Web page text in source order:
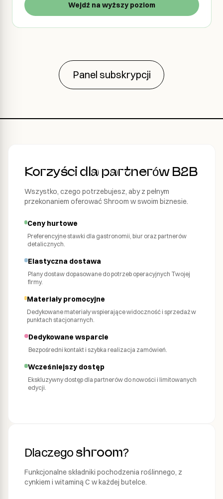
Wejdź na wyższy poziom
Panel subskrypcji
Korzyści dla partnerów B2B
Wszystko, czego potrzebujesz, aby z pełnym
przekonaniem oferować Shroom w swoim biznesie.
Ceny hurtowe
Preferencyjne stawki dla gastronomii, biur oraz partnerów
detalicznych.
Elastyczna dostawa
Plany dostaw dopasowane do potrzeb operacyjnych Twojej
firmy.
Materiały promocyjne
Dedykowane materiały wspierające widoczność i sprzedaż w
punktach stacjonarnych.
Dedykowane wsparcie
Bezpośredni kontakt i szybka realizacja zamówień.
Wcześniejszy dostęp
Ekskluzywny dostęp dla partnerów do nowości i limitowanych
edycji.
Dlaczego shroom?
Funkcjonalne składniki pochodzenia roślinnego, z
cynkiem i witaminą C w każdej butelce.